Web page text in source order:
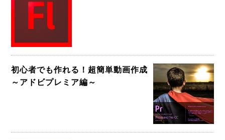
初心者でも作れる！超簡単動画作成
～アドビプレミア編～